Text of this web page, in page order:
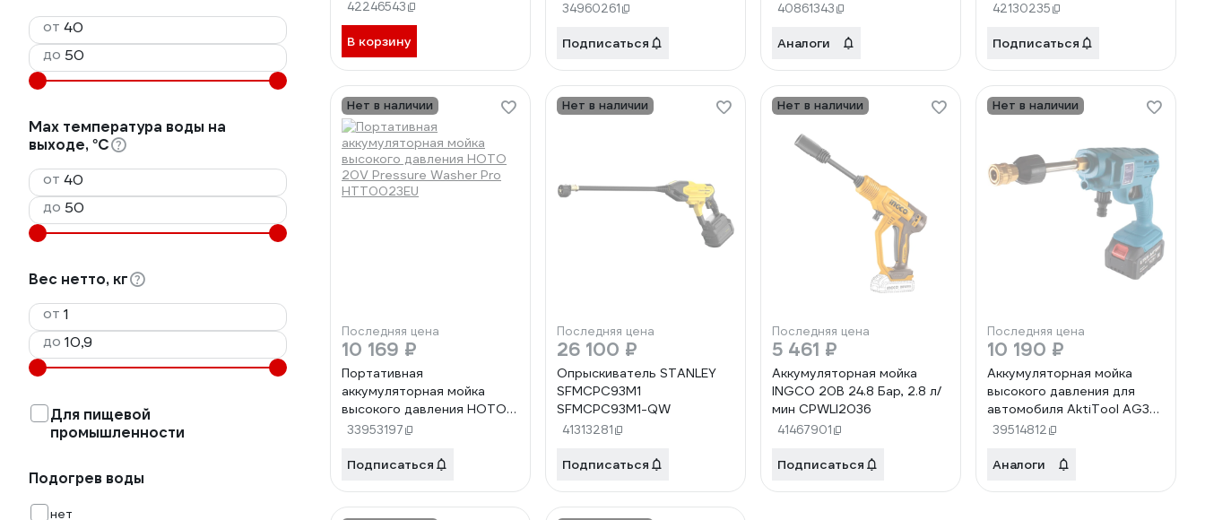
от
до
Max температура воды на
выходе, °С
от
до
Вес нетто, кг
от
до
Для пищевой
промышленности
Подогрев воды
нет
SET ЦЗ-2803290325
42246543
В корзину
HPWX2-M2-EU
34960261
Подписаться
А GMA-battery washer-
40861343
Аналоги
АКБ и ЗУ) CW20
42130235
Подписаться
Нет в наличии
Последняя цена
10 169 ₽
Портативная
аккумуляторная мойка
высокого давления HOTO
20V Pressure Washer Pro
33953197
Подписаться
Нет в наличии
Последняя цена
26 100 ₽
Опрыскиватель STANLEY
SFMCPC93M1
SFMCPC93M1-QW
41313281
Подписаться
Нет в наличии
Последняя цена
5 461 ₽
Аккумуляторная мойка
INGCO 20В 24.8 Бар, 2.8 л/
мин CPWLI2036
41467901
Подписаться
Нет в наличии
Последняя цена
10 190 ₽
Аккумуляторная мойка
высокого давления для
автомобиля AktiTool AG30
30 бар, 5 л/мин, 20 В, 2 Li-
1019011
39514812
Аналоги